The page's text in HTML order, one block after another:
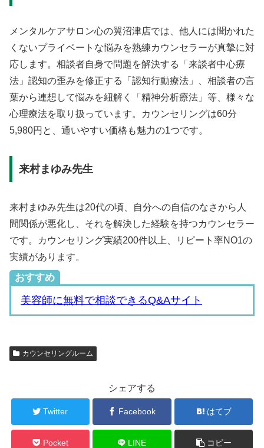
メンタルケアサロン心の翼沼津店では、他人には聞かれた
くないプライベートな悩みを熟練カウンセラーが真摯に対
応します。相談者自身で問題を解決する「来談者中心療
法」認知の歪みを修正する「認知行動療法」、相談者の言
葉から連想して悩みを紐解く「精神分析療法」等、様々な
心理療法を取り扱っています。カウンセリングは60分
5,980円と、通いやすい価格も魅力の1つです。
来村まゆみ先生
来村まゆみ先生は20代の頃、自分への自信のなさから人
間関係が悪化し、それを解決した経験を持つカウンセラー
です。カウンセリング実績200件以上、リピート率NO1の
実績があります。
おすすめ
美容師に無料で相談できるQ&Aサイト
カウンセリングルーム
シェアする
Twitter Facebook はてブ
Pocket LINE コピー